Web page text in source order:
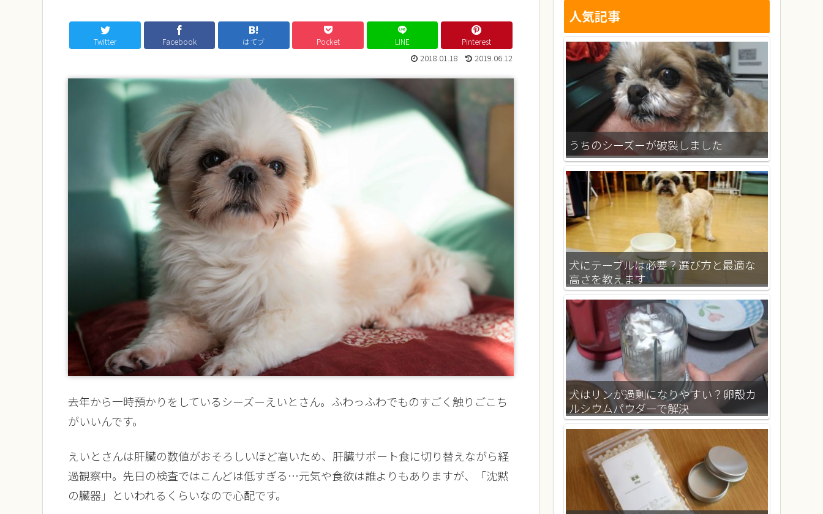
Twitter Facebook はてブ Pocket LINE Pinterest
2019.06.12
2018.01.18
去年から一時預かりをしているシーズーえいとさん。ふわっふわでものすごく触りごこち
がいいんです。
えいとさんは肝臓の数値がおそろしいほど高いため、肝臓サポート食に切り替えながら経
過観察中。先日の検査ではこんどは低すぎる…元気や食欲は誰よりもありますが、「沈黙
の臓器」といわれるくらいなので心配です。
人気記事
うちのシーズーが破裂しました
犬にテーブルは必要？選び方と最適な
高さを教えます
犬はリンが過剰になりやすい？卵殻カ
ルシウムパウダーで解決